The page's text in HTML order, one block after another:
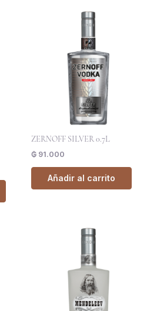
ZERNOFF SILVER 0.7L
₲ 91.000
Añadir al carrito